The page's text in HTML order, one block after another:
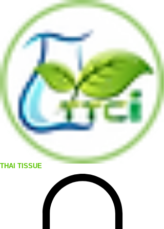
THAI TISSUE